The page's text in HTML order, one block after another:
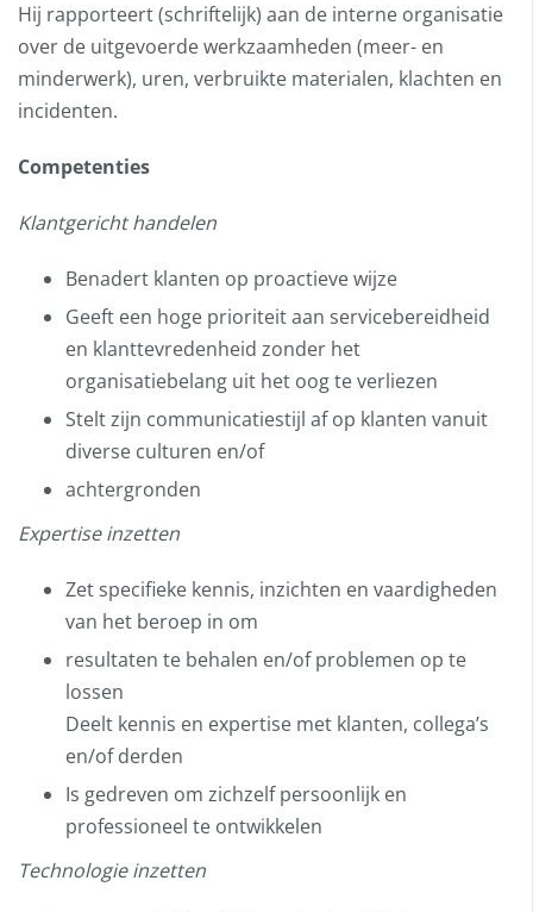
Hij rapporteert (schriftelijk) aan de interne organisatie
over de uitgevoerde werkzaamheden (meer- en
minderwerk), uren, verbruikte materialen, klachten en
incidenten.
Competenties
Klantgericht handelen
Benadert klanten op proactieve wijze
Geeft een hoge prioriteit aan servicebereidheid
en klanttevredenheid zonder het
organisatiebelang uit het oog te verliezen
Stelt zijn communicatiestijl af op klanten vanuit
diverse culturen en/of
achtergronden
Expertise inzetten
Zet specifieke kennis, inzichten en vaardigheden
van het beroep in om
resultaten te behalen en/of problemen op te
lossen
Deelt kennis en expertise met klanten, collega’s
en/of derden
Is gedreven om zichzelf persoonlijk en
professioneel te ontwikkelen
Technologie inzetten